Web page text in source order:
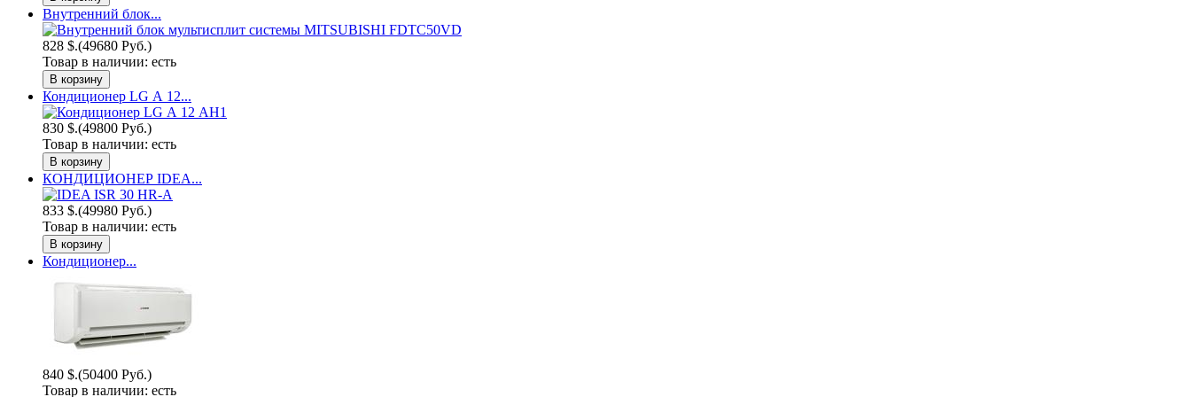
Внутренний блок...
828 $.(49680 Руб.)
Товар в наличии: есть
Кондиционер LG А 12...
830 $.(49800 Руб.)
Товар в наличии: есть
КОНДИЦИОНЕР IDEA...
833 $.(49980 Руб.)
Товар в наличии: есть
Кондиционер...
840 $.(50400 Руб.)
Товар в наличии: есть